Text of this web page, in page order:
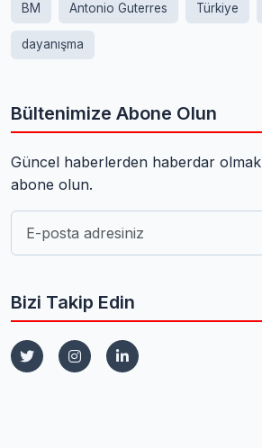
BM Antonio Guterres Türkiye
dayanışma
Bültenimize Abone Olun
Güncel haberlerden haberdar
abone olun.
Bizi Takip Edin